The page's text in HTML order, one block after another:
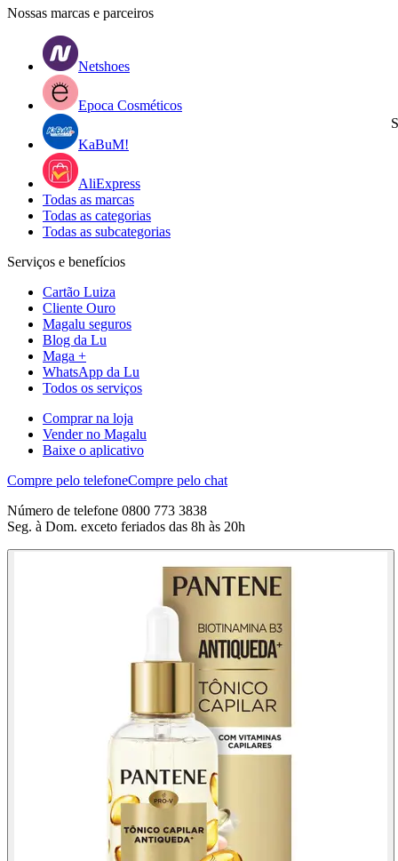
Nossas marcas e parceiros
Netshoes
Epoca Cosméticos
KaBuM!
AliExpress
Todas as marcas
Todas as categorias
Todas as subcategorias
Serviços e benefícios
Cartão Luiza
Cliente Ouro
Magalu seguros
Blog da Lu
Maga +
WhatsApp da Lu
Todos os serviços
Comprar na loja
Vender no Magalu
Baixe o aplicativo
Compre pelo telefoneCompre pelo chat
Número de telefone 0800 773 3838
Seg. à Dom. exceto feriados das 8h às 20h